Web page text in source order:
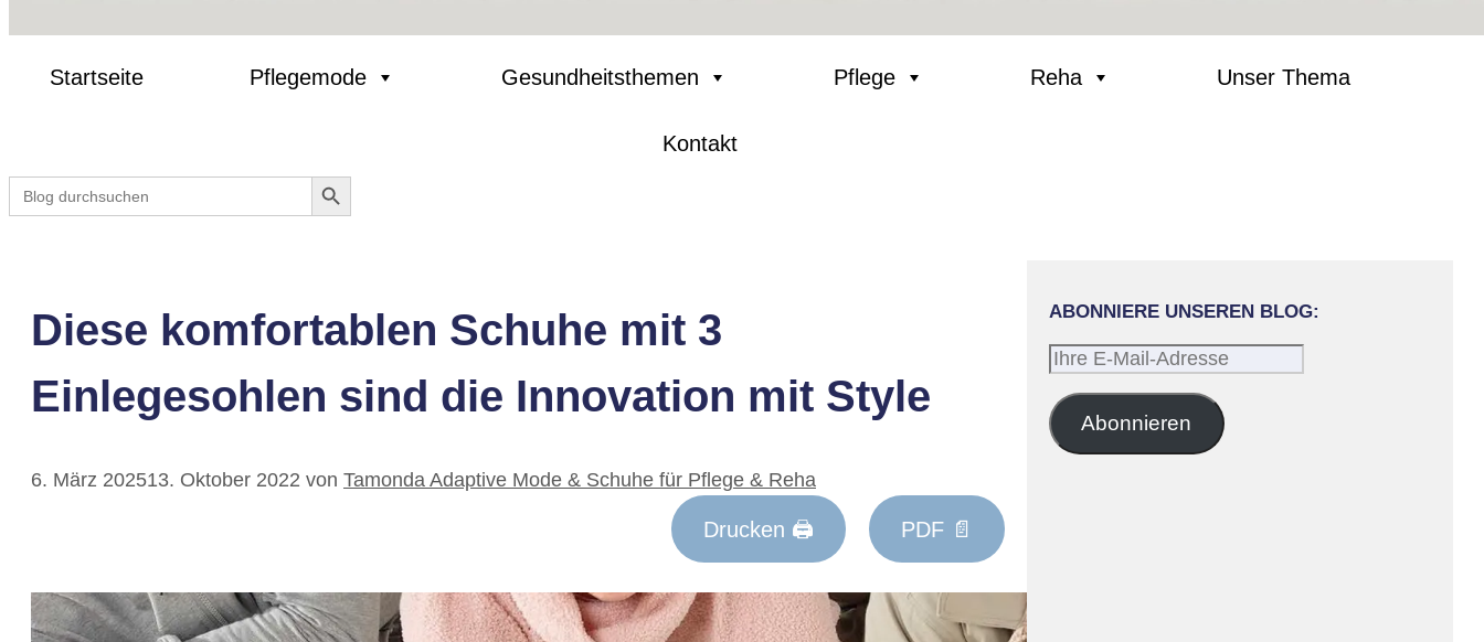
Startseite Pflegemode Gesundheitsthemen Pflege Reha Unser Thema
Kontakt
Search
for:
Search Button
Diese komfortablen Schuhe mit 3
Einlegesohlen sind die Innovation mit Style
6. März 202513. Oktober 2022 von Tamonda Adaptive Mode & Schuhe für Pflege & Reha
Drucken 🖨 PDF 📄
ABONNIERE UNSEREN BLOG:
Ihre
Mail-
Adresse
Abonnieren